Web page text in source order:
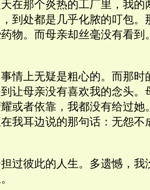
在那个炎热的工厂里，我的
到处都是几乎化脓的叮包。
物。而母亲却丝毫没有看到
情上无疑是粗心的。而那时
让母亲没有喜欢我的念头。
或者依靠，我都没有给过她
我耳边说的那句话：无怨不
过彼此的人生。多遗憾，我